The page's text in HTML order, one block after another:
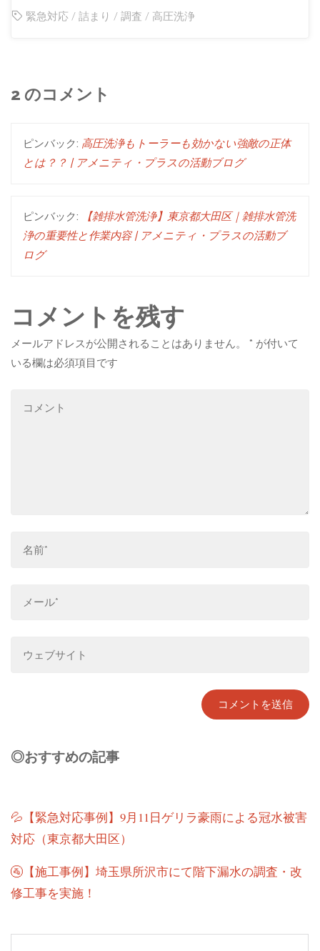
緊急対応/ 詰まり / 調査 / 高圧洗浄
2 のコメント
ピンバック: 高圧洗浄もトーラーも効かない強敵の正体
とは？？ | アメニティ・プラスの活動ブログ
ピンバック:
【雑排水管洗浄】東京都大田区｜雑排水管洗
浄の重要性と作業内容 | アメニティ・プラスの活動ブ
ログ
コメントを残す
メールアドレスが公開されることはありません。 * が付いて
いる欄は必須項目です
◎おすすめの記事
💦【緊急対応事例】9月11日ゲリラ豪雨による冠水被害
対応（東京都大田区）
🚰【施工事例】埼玉県所沢市にて階下漏水の調査・改
修工事を実施！